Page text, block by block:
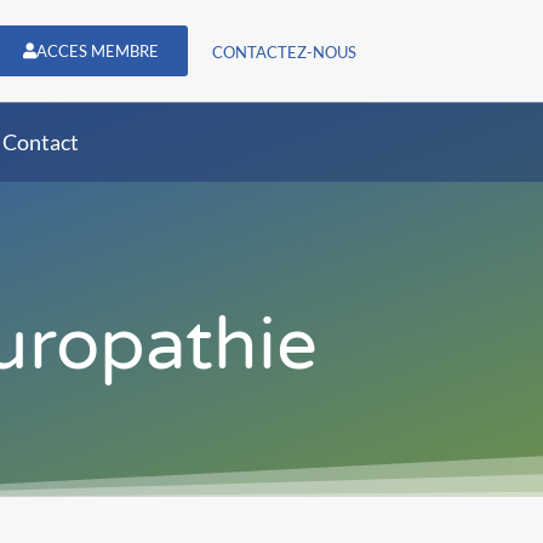
ACCES MEMBRE CONTACTEZ-NOUS
Contact